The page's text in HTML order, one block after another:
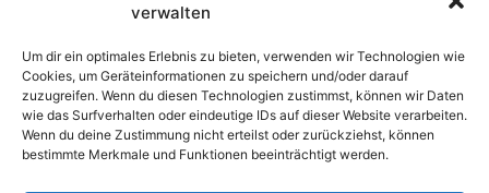
verwalten
Um dir ein optimales Erlebnis zu bieten, verwenden wir Technologien wie
Cookies, um Geräteinformationen zu speichern und/oder darauf
zuzugreifen. Wenn du diesen Technologien zustimmst, können wir Daten
wie das Surfverhalten oder eindeutige IDs auf dieser Website verarbeiten.
Wenn du deine Zustimmung nicht erteilst oder zurückziehst, können
bestimmte Merkmale und Funktionen beeinträchtigt werden.
Kontakt
Folgen Sie uns: